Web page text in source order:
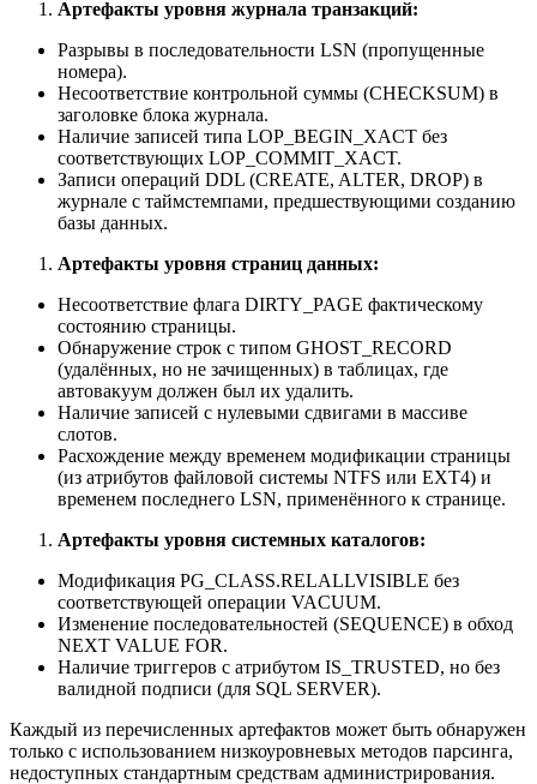
Артефакты уровня журнала транзакций:
Разрывы в последовательности LSN (пропущенные
номера).
Несоответствие контрольной суммы (CHECKSUM) в
заголовке блока журнала.
Наличие записей типа LOP_BEGIN_XACT без
соответствующих LOP_COMMIT_XACT.
Записи операций DDL (CREATE, ALTER, DROP) в
журнале с таймстемпами, предшествующими созданию
базы данных.
Артефакты уровня страниц данных:
Несоответствие флага DIRTY_PAGE фактическому
состоянию страницы.
Обнаружение строк с типом GHOST_RECORD
(удалённых, но не зачищенных) в таблицах, где
автовакуум должен был их удалить.
Наличие записей с нулевыми сдвигами в массиве
слотов.
Расхождение между временем модификации страницы
(из атрибутов файловой системы NTFS или EXT4) и
временем последнего LSN, применённого к странице.
Артефакты уровня системных каталогов:
Модификация PG_CLASS.RELALLVISIBLE без
соответствующей операции VACUUM.
Изменение последовательностей (SEQUENCE) в обход
NEXT VALUE FOR.
Наличие триггеров с атрибутом IS_TRUSTED, но без
валидной подписи (для SQL SERVER).
Каждый из перечисленных артефактов может быть обнаружен
только с использованием низкоуровневых методов парсинга,
недоступных стандартным средствам администрирования.